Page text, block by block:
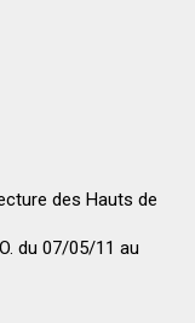
des Hauts de
du 07/05/11 au